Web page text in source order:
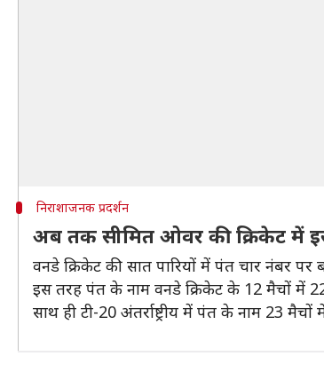
निराशाजनक प्रदर्शन
अब तक सीमित ओवर की क्रिकेट में
वनडे क्रिकेट की सात पारियों में पंत चार नंबर
इस तरह पंत के नाम वनडे क्रिकेट के 12 मैचों में
साथ ही टी-20 अंतर्राष्ट्रीय में पंत के नाम 23